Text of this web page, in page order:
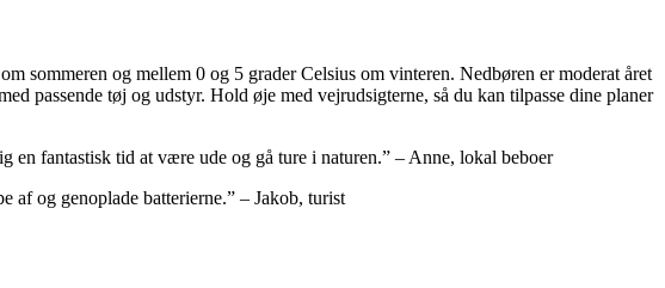
sommeren og mellem 0 og 5 grader Celsius om vinteren. Nedbøren er moderat året
passende tøj og udstyr. Hold øje med vejrudsigterne, så du kan tilpasse dine planer
en fantastisk tid at være ude og gå ture i naturen.” – Anne, lokal beboer
af og genoplade batterierne.” – Jakob, turist